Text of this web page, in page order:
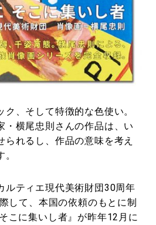
、そして特徴的な色使い。
・横尾忠則さんの作品は、い
られるし、作品の意味を考え
ルティエ現代美術財団30周年
して、本国の依頼のもとに制
こに集いし者』が昨年12月に